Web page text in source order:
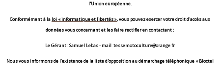
l'Union européenne.
Conformément à la loi « informatique et libertés », vous pouvez exercer votre droit d'accès aux
données vous concernant et les faire rectifier en contactant :
Le Gérant : Samuel Lebas - mail :tessemotoculture@orange.fr
Nous vous informons de l’existence de la liste d'opposition au démarchage téléphonique « Bloctel